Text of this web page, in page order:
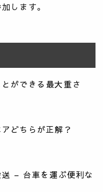
します。
ができる最大重さ
どちらが正解？
– 台車を運ぶ便利な